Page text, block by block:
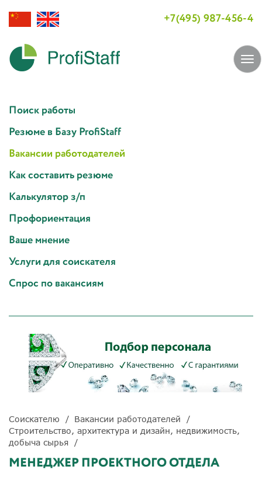
+7(495) 987-456-4
Поиск работы
Резюме в Базу ProfiStaff
Вакансии работодателей
Как составить резюме
Калькулятор з/п
Профориентация
Ваше мнение
Услуги для соискателя
Спрос по вакансиям
Соискателю
Вакансии работодателей
Строительство, архитектура и дизайн, недвижимость,
добыча сырья
МЕНЕДЖЕР ПРОЕКТНОГО ОТДЕЛА